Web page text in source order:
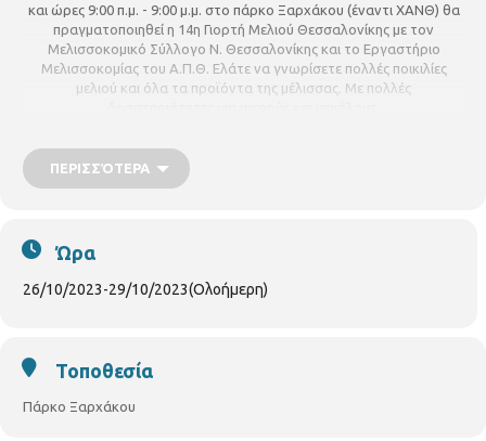
και ώρες 9:00 π.μ. - 9:00 μ.μ. στο πάρκο Ξαρχάκου (έναντι ΧΑΝΘ) θα
πραγματοποιηθεί η 14η Γιορτή Μελιού Θεσσαλονίκης με τον
Μελισσοκομικό Σύλλογο Ν. Θεσσαλονίκης και το Εργαστήριο
Μελισσοκομίας του Α.Π.Θ. Ελάτε να γνωρίσετε πολλές ποικιλίες
μελιού και όλα τα προϊόντα της μέλισσας. Με πολλές
ΠΕΡΙΣΣΌΤΕΡΑ
Ώρα
26/10/2023-29/10/2023(Ολοήμερη)
Τοποθεσία
Πάρκο Ξαρχάκου